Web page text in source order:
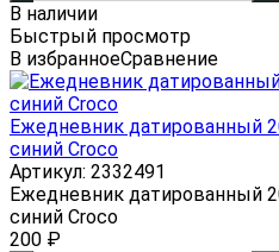
В наличии
Быстрый просмотр
В избранноеСравнение
Ежедневник датированный
синий Croco
Артикул: 2332491
Ежедневник датированный
синий Croco
200 ₽